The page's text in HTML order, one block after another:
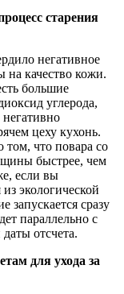
старения
негативное
на качество кожи.
большие
углерода,
цеху кухонь.
том, что повара со
быстрее, чем
если вы
экологической
запускается сразу
параллельно с
отсчета.
для ухода за